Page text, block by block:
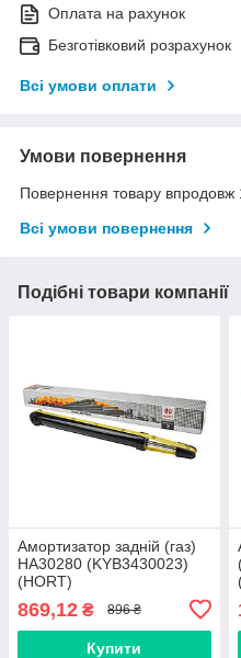
Оплата на рахунок
Безготівковий розрахунок
Всі умови оплати
Умови повернення
Повернення товару впродовж
Всі умови повернення
Подібні товари компанії
Амортизатор задній (газ)
HA30280 (KYB3430023)
(HORT)
869,12 ₴ 896 ₴
Купити